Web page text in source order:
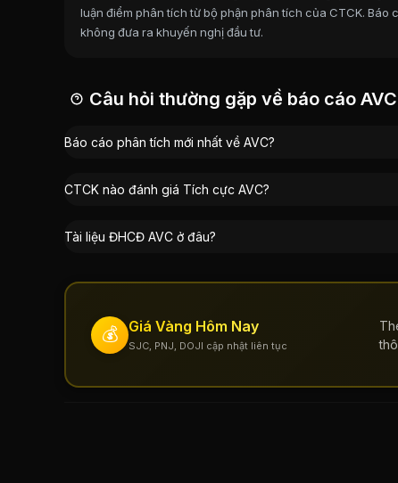
Đặng Thanh Bình : 4,72%
Đặng Thị Lan Ngọc: 1,33%
luận điểm phân tích từ bộ phận phân tích của CTCK.
không đưa ra khuyến nghị đầu tư.
Câu hỏi thường gặp về báo cáo AVC
Báo cáo phân tích mới nhất về AVC?
CTCK nào đánh giá Tích cực AVC?
Tài liệu ĐHCĐ AVC ở đâu?
💰 Giá Vàng Hôm Nay
SJC, PNJ, DOJI cập nhật liên tục